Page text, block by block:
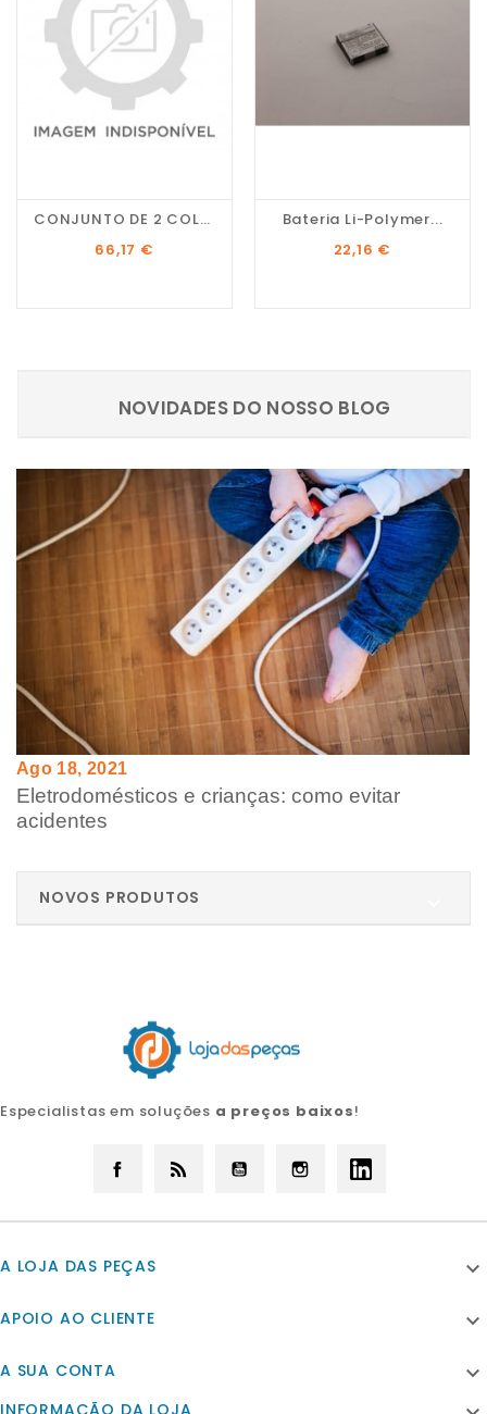
CONJUNTO DE 2 COLUNAS...
Preço
66,17 €
Bateria Li-Polymer...
Preço
22,16 €
Ago 18, 2021
Eletrodomésticos e crianças: como evitar
acidentes
NOVIDADES DO NOSSO BLOG
NOVOS PRODUTOS
Especialistas em soluções a preços baixos!
Facebook YouTube Instagram
A LOJA DAS PEÇAS 
APOIO AO CLIENTE 
A SUA CONTA 